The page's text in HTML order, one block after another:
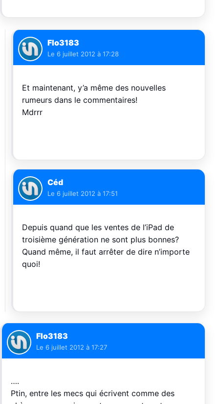
Flo3183
Le 6 juillet 2012 à 17:28
Et maintenant, y’a même des nouvelles
rumeurs dans le commentaires!
Mdrrr
Céd
Le 6 juillet 2012 à 17:51
Depuis quand que les ventes de l’iPad de
troisième génération ne sont plus bonnes?
Quand même, il faut arrêter de dire n’importe
quoi!
Flo3183
Le 6 juillet 2012 à 17:27
….
Ptin, entre les mecs qui écrivent comme des